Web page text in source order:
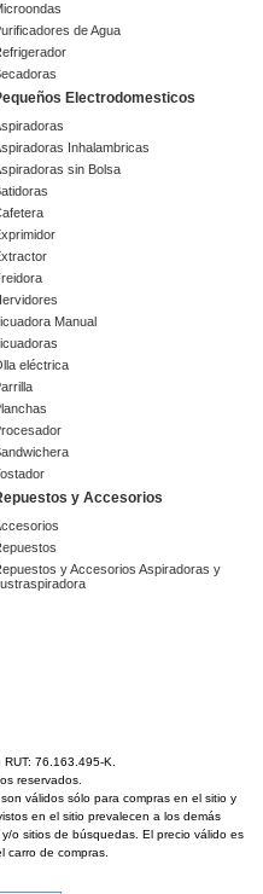
de Agua
Electrodomesticos
Inhalambricas
sin Bolsa
Licuadora Manual
Licuadoras
eléctrica
y Accesorios
y Accesorios Aspiradoras y
Lustraspiradora
76.163.495-K.
reservados.
válidos sólo para compras en el sitio y
en el sitio prevalecen a los demás
o sitios de búsquedas. El precio válido es
carro de compras.